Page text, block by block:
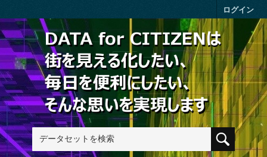
ログイン